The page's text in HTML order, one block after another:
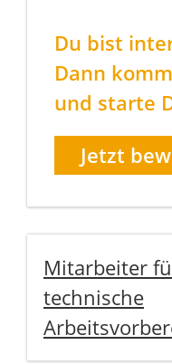
Du bist
Dann
und starte
Jetzt
Mitarbeiter
technische